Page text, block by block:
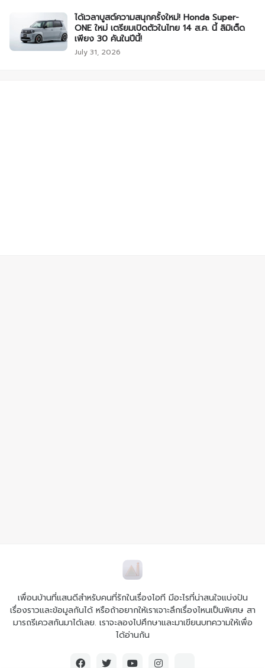
ได้เวลาบูสต์ความสนุกครั้งใหม่! Honda Super-
ONE ใหม่ เตรียมเปิดตัวในไทย 14 ส.ค. นี้ ลิมิเต็ด
เพียง 30 คันในปีนี้!
July 31, 2026
เพื่อนบ้านที่แสนดีสำหรับคนที่รักในเรื่องไอที มีอะไรที่น่าสนใจแบ่งปัน
เรื่องราวและข้อมูลกันได้ หรือถ้าอยากให้เราเจาะลึกเรื่องไหนเป็นพิเศษ สา
มารถรีเควสกันมาได้เลย. เราจะลองไปศึกษาและมาเขียนบทความให้เพื่อ
ได้อ่านกัน